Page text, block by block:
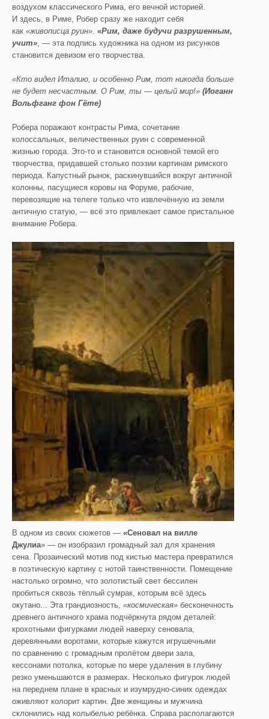
воздухом классического Рима, его вечной историей.
И здесь, в Риме, Робер сразу же находит себя
как «живописца руин». «Рим, даже будучи разрушенным,
учит», — эта подпись художника на одном из рисунков
становится девизом его творчества.
«Кто видел Италию, и особенно Рим, тот никогда больше
не будет несчастным. О Рим, ты — целый мир!» (Иоганн
Вольфганг фон Гёте)
Робера поражают контрасты Рима, сочетание
колоссальных, величественных руин с современной
жизнью города. Это-то и становится основной темой его
творчества, придавшей столько поэзии картинам римского
периода. Капустный рынок, раскинувшийся вокруг античной
колонны, пасущиеся коровы на Форуме, рабочие,
перевозящие на телеге только что извлечённую из земли
античную статую, — всё это привлекает самое пристальное
внимание Робера.
В одном из своих сюжетов — «Сеновал на вилле
Джулиа» — он изобразил громадный зал для хранения
сена. Прозаический мотив под кистью мастера превратился
в поэтическую картину с нотой таинственности. Помещение
настолько огромно, что золотистый свет бессилен
пробиться сквозь тёплый сумрак, которым всё здесь
окутано... Эта грандиозность, «космическая» бесконечность
древнего античного храма подчёркнута рядом деталей:
крохотными фигурками людей наверху сеновала,
деревянными воротами, которые кажутся игрушечными
по сравнению с громадным пролётом двери зала,
кессонами потолка, которые по мере удаления в глубину
резко уменьшаются в размерах. Несколько фигурок людей
на переднем плане в красных и изумрудно-синих одеждах
оживляют колорит картин. Две женщины и мужчина
склонились над колыбелью ребёнка. Справа располагаются